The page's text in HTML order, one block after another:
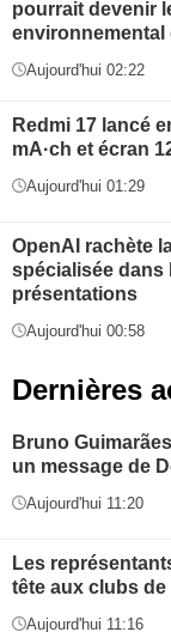
pourrait devenir
environnemental
Aujourd'hui 02:22
Redmi 17 lancé
mA·ch et écran
Aujourd'hui 01:29
OpenAI rachète
spécialisée dans
présentations
Aujourd'hui 00:58
Dernières
Bruno
un message de
Aujourd'hui 11:20
Les
tête aux clubs de
Aujourd'hui 11:16